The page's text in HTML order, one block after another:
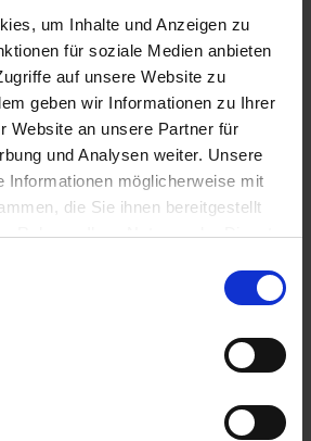
um Inhalte und Anzeigen zu
für soziale Medien anbieten
auf unsere Website zu
geben wir Informationen zu Ihrer
Website an unsere Partner für
und Analysen weiter. Unsere
Informationen möglicherweise mit
die Sie ihnen bereitgestellt
Rahmen Ihrer Nutzung der Dienste
/ Deutschland